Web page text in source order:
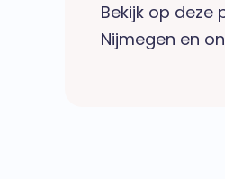
Bekijk op
Nijmegen en